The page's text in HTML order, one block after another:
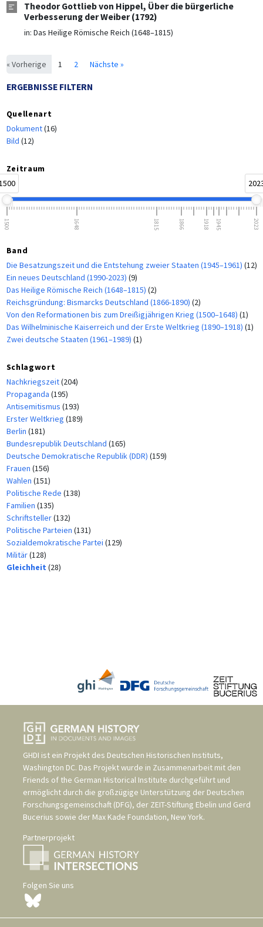
Theodor Gottlieb von Hippel, Über die bürgerliche
Verbesserung der Weiber (1792)
in: Das Heilige Römische Reich (1648–1815)
« Vorherige 1 2 Nächste »
ERGEBNISSE FILTERN
Quellenart
Dokument(16)
Bild (12)
Zeitraum
1500 1648 1815 1866 1918 1945 2023
Band
Die Besatzungszeit und die Entstehung zweier Staaten (1945–1961) (12)
Ein neues Deutschland (1990-2023) (9)
Das Heilige Römische Reich (1648–1815) (2)
Reichsgründung: Bismarcks Deutschland (1866-1890) (2)
Von den Reformationen bis zum Dreißigjährigen Krieg (1500–1648) (1)
Das Wilhelminische Kaiserreich und der Erste Weltkrieg (1890–1918) (1)
Zwei deutsche Staaten (1961–1989) (1)
Schlagwort
Nachkriegszeit(204)
Propaganda (195)
Antisemitismus (193)
Erster Weltkrieg (189)
Berlin (181)
Bundesrepublik Deutschland (165)
Deutsche Demokratische Republik (DDR) (159)
Frauen (156)
Wahlen (151)
Politische Rede (138)
Familien (135)
Schriftsteller(132)
Politische Parteien (131)
Sozialdemokratische Partei (129)
Militär(128)
Gleichheit (28)
GHDI ist ein Projekt des Deutschen Historischen Instituts,
Washington DC. Das Projekt wurde in Zusammenarbeit mit den
Friends of the German Historical Institute durchgeführt und
ermöglicht durch die großzügige Unterstützung der Deutschen
Forschungsgemeinschaft (DFG), der ZEIT-Stiftung Ebelin und Gerd
Bucerius sowie der Max Kade Foundation, New York.
Partnerprojekt
Folgen Sie uns